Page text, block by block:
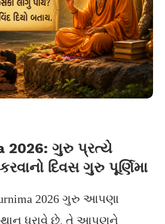
2026: ગુરુ પ્રત્યે
દિવસ ગુરુ પૂર્ણિમા
2026 ગુરુ આપણા
ધરાવે છે. તે આપણને